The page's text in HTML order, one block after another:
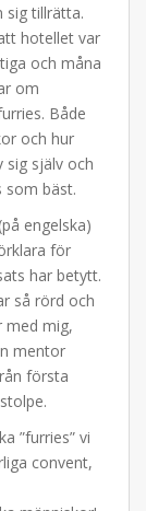
sig tillrätta.
hotellet var
och måna
om
Både
och hur
sig själv och
som bäst.
engelska)
för
har betytt.
så rörd och
med mig,
mentor
första
”furries” vi
convent,